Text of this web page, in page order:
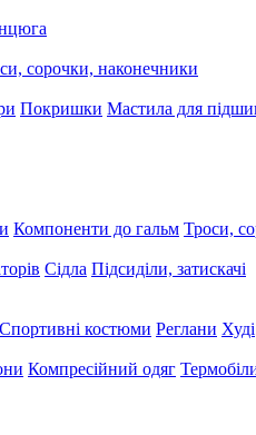
сорочки, наконечники
Покришки Мастила для
Компоненти до гальм Троси,
Сідла Підсиділи, затискачі
Спортивні костюми Реглани Худі
Компресійний одяг